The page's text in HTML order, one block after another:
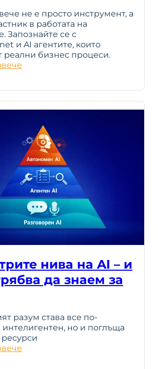
не е просто инструмент, а
в работата на
Запознайте се с
и AI агентите, които
реални бизнес процеси.
нива на AI – и
да знаем за
разум става все по-
но и поглъща